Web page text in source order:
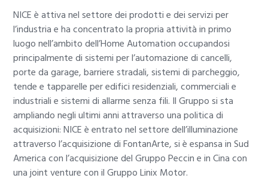
NICE è attiva nel settore dei prodotti e dei servizi per
l’industria e ha concentrato la propria attività in primo
luogo nell’ambito dell’Home Automation occupandosi
principalmente di sistemi per l’automazione di cancelli,
porte da garage, barriere stradali, sistemi di parcheggio,
tende e tapparelle per edifici residenziali, commerciali e
industriali e sistemi di allarme senza fili. Il Gruppo si sta
ampliando negli ultimi anni attraverso una politica di
acquisizioni: NICE è entrato nel settore dell’illuminazione
attraverso l’acquisizione di FontanArte, si è espansa in Sud
America con l’acquisizione del Gruppo Peccin e in Cina con
una joint venture con il Gruppo Linix Motor.